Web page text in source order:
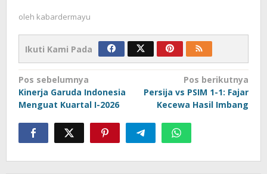
oleh kabardermayu
Ikuti Kami Pada
Navigasi
pos
Pos sebelumnya
Kinerja Garuda Indonesia
Menguat Kuartal I-2026
Pos berikutnya
Persija vs PSIM 1-1: Fajar
Kecewa Hasil Imbang